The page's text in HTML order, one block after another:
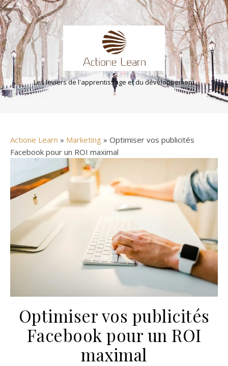
Les leviers de l'apprentissage et du développement
Actione Learn » Marketing » Optimiser vos publicités
Facebook pour un ROI maximal
Optimiser vos publicités
Facebook pour un ROI
maximal